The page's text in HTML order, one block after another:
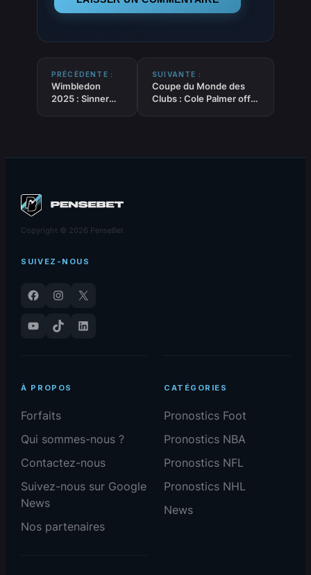
PRÉCÉDENTE :
Wimbledon
2025 : Sinner
SUIVANTE :
Coupe du Monde des
Clubs : Cole Palmer offre
Copyright © 2026 PenseBet
SUIVEZ-NOUS
Facebook Instagram
X
YouTube
TikTok LinkedIn
À PROPOS
Forfaits
Qui sommes-nous ?
Contactez-nous
Suivez-nous sur Google
News
Nos partenaires
CATÉGORIES
Pronostics Foot
Pronostics NBA
Pronostics NFL
Pronostics NHL
News